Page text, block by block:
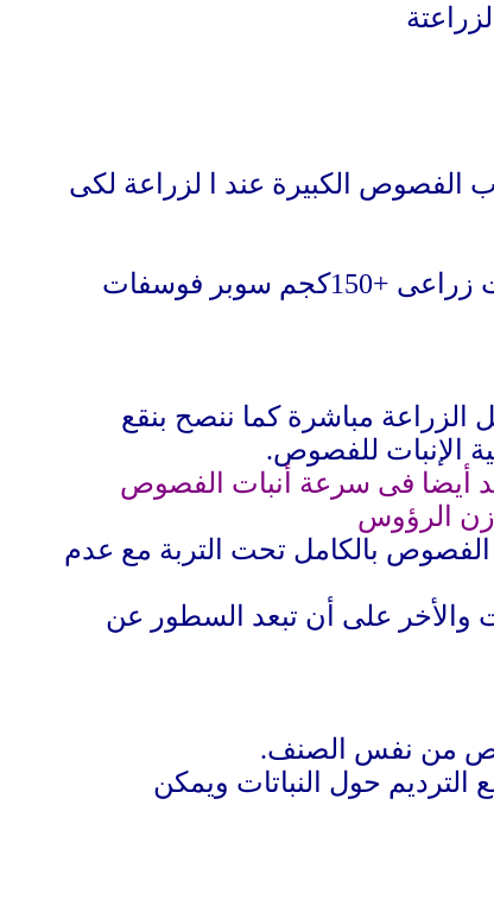
لزراعة لكى
حرث الأرض من2-3مرات مع إضافة السماد البلدى قبل الحرثة الأخيرة +100كجم كبريت زراعى +150كجم سوبر فوسفات
الزراعة مباشرة كما ننصح بنقع
.
أيضا فى سرعة أنبات الفصوص
الرؤوس
على أن تدفن الفصوص بالكامل تحت التربة مع عدم
على أن تزرع الفصوص على مسافة 7سم بين النبات والأخر على أن تبعد السطور عن
من نفس الصنف.
مع الترديم حول النباتات ويمكن